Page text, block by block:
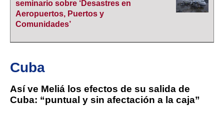
seminario sobre ‘Desastres en
Aeropuertos, Puertos y
Comunidades’
Cuba
Así ve Meliá los efectos de su salida de
Cuba: “puntual y sin afectación a la caja”